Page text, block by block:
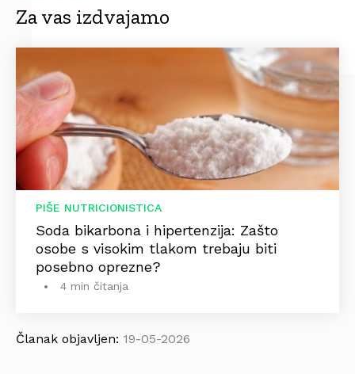
Za vas izdvajamo
PIŠE NUTRICIONISTICA
Soda bikarbona i hipertenzija: Zašto
osobe s visokim tlakom trebaju biti
posebno oprezne?
4 min čitanja
Članak objavljen: 19-05-2026